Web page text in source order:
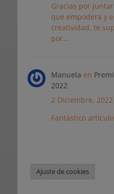
Gracias por
que empodera y
creatividad, te
por…
Manuela en
2022
2 Diciembre, 2022
Fantástico
Ajuste de cookies